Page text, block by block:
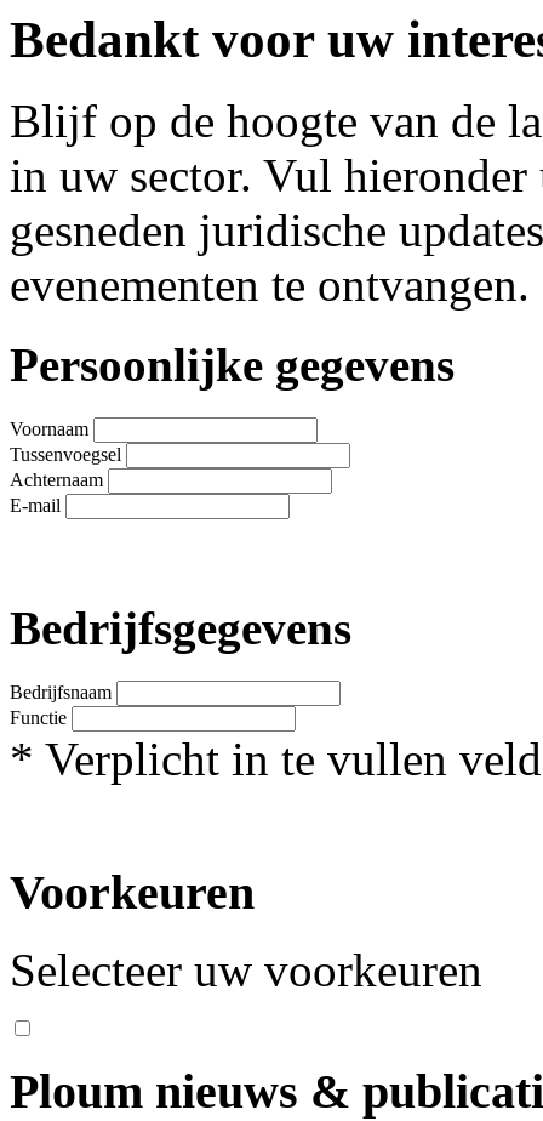
Bedankt voor uw
Blijf op de hoogte van de
in uw sector. Vul
gesneden juridische
evenementen te ontvangen.
Leave
this
Persoonlijke gegevens
Voornaam
Tussenvoegsel
Achternaam
E-mail
Bedrijfsgegevens
Bedrijfsnaam
Functie
* Verplicht in te vullen
Voorkeuren
Selecteer uw voorkeuren
Ploum nieuws &